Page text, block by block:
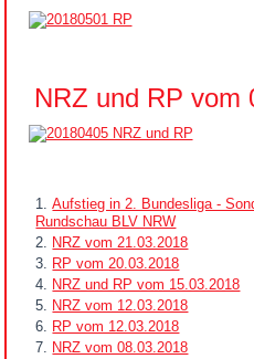
NRZ und RP vom
Aufstieg in 2. Bundesliga -
Rundschau BLV NRW
NRZ vom 21.03.2018
RP vom 20.03.2018
NRZ und RP vom 15.03.2018
NRZ vom 12.03.2018
RP vom 12.03.2018
NRZ vom 08.03.2018